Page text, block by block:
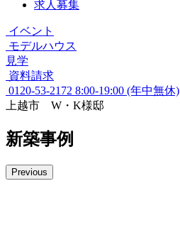
求人募集
イベント
モデルハウス
見学
資料請求
0120-53-2172 8:00-19:00 (年中無休)
上越市 W・K様邸
新築事例
Previous